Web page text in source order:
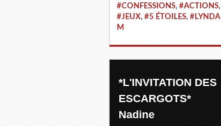
#CONFESSIONS, #ACTIONS,
#JEUX, #5 ÉTOILES, #LYNDA
M
*L'INVITATION DES
ESCARGOTS*
Nadine